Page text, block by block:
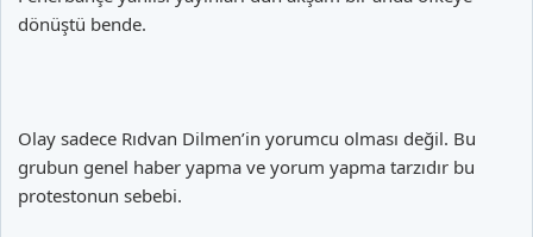
dönüştü bende.
Olay sadece Rıdvan Dilmen’in yorumcu olması değil. Bu
grubun genel haber yapma ve yorum yapma tarzıdır bu
protestonun sebebi.